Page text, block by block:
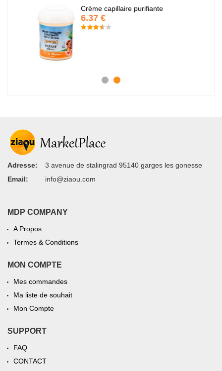
Crème capillaire purifiante
6.37 €
Adresse:
3 avenue de stalingrad 95140 garges les gonesse
Email:
info@ziaou.com
MDP COMPANY
A Propos
Termes & Conditions
MON COMPTE
Mes commandes
Ma liste de souhait
Mon Compte
SUPPORT
FAQ
CONTACT